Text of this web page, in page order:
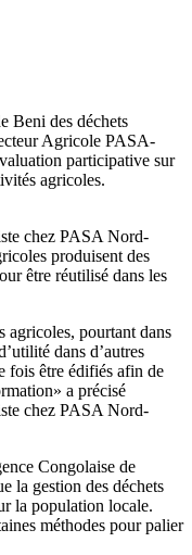
Beni des déchets
Agricole PASA-
participative sur
agricoles.
chez PASA Nord-
produisent des
être réutilisé dans les
agricoles, pourtant dans
dans d’autres
fois être édifiés afin de
a précisé
chez PASA Nord-
Congolaise de
la gestion des déchets
la population locale.
méthodes pour palier